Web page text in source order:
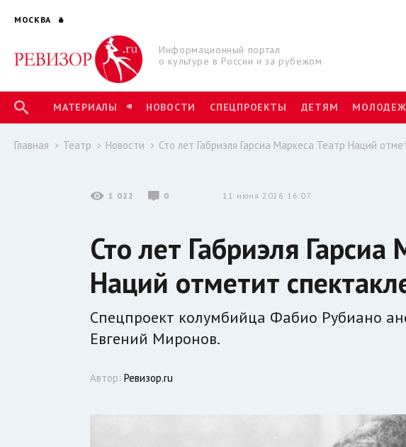
МОСКВА
Информационный портал
о культуре в России и за рубежом
МАТЕРИАЛЫ НОВОСТИ СПЕЦПРОЕКТЫ ДЕТЯМ
Главная Театр Новости Сто лет Габриэля Гарсиа Маркеса Театр Наций
1 022 0 11 июня 2026 16:07
Сто лет Габриэля Гарсиа
Наций отметит
Спецпроект колумбийца Фабио Рубиано
Евгений Миронов.
Автор:Ревизор.ru